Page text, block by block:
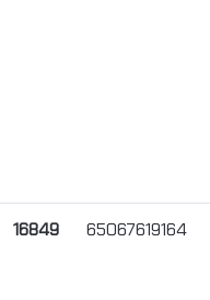
16849 65067619164